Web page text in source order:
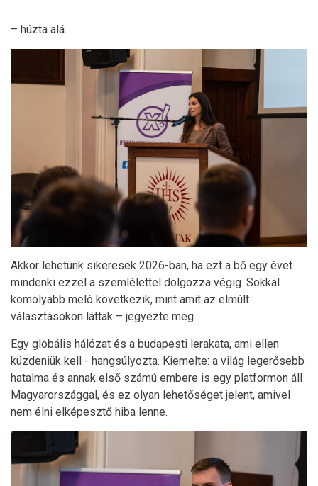
– húzta alá.
Akkor lehetünk sikeresek 2026-ban, ha ezt a bő egy évet
mindenki ezzel a szemlélettel dolgozza végig. Sokkal
komolyabb meló következik, mint amit az elmúlt
választásokon láttak – jegyezte meg.
Egy globális hálózat és a budapesti lerakata, ami ellen
küzdeniük kell - hangsúlyozta. Kiemelte: a világ legerősebb
hatalma és annak első számú embere is egy platformon áll
Magyarországgal, és ez olyan lehetőséget jelent, amivel
nem élni elképesztő hiba lenne.